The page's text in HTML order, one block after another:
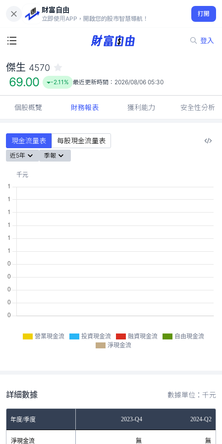
財富自由
立即使用APP，開啟您的股市智慧導航！
打開
登入
69.00
-2.11%
傑生 4570
69.00 -2.11% 最近更新時間： 2026/08/06 05:30
個股概覽 財務報表 獲利能力 安全性分析
現金流量表 每股現金流量表
近5年 季報
營業現金流 投資現金流 融資現金流
自由現金流
淨現金流
詳細數據 數據單位：千元
年度/季度 2023-Q4 2024-Q2
淨現金流 無 無